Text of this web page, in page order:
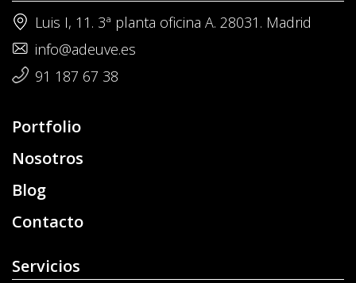
Luis I, 11. 3ª planta oficina A. 28031. Madrid
info@adeuve.es
91 187 67 38
Portfolio
Nosotros
Blog
Contacto
Servicios